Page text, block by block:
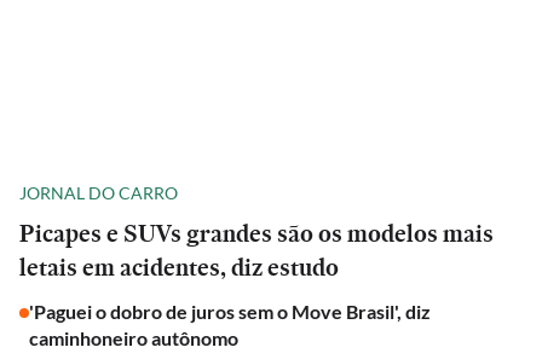
JORNAL DO CARRO
Picapes e SUVs grandes são os modelos mais
letais em acidentes, diz estudo
'Paguei o dobro de juros sem o Move Brasil', diz
caminhoneiro autônomo